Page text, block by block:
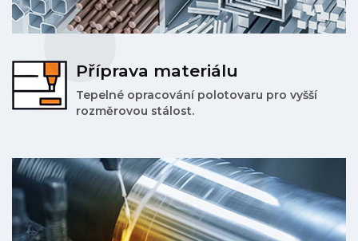
Příprava materiálu
Tepelné opracování polotovaru pro vyšší
rozměrovou stálost.